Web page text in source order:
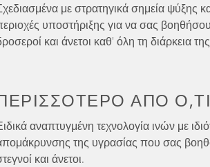
με στρατηγικά σημεία ψύξης
υποστήριξης για να σας
και άνετοι καθ' όλη τη διάρκεια
ΑΠΌ
αναπτυγμένη τεχνολογία ινών με
της υγρασίας που σας
και άνετοι.